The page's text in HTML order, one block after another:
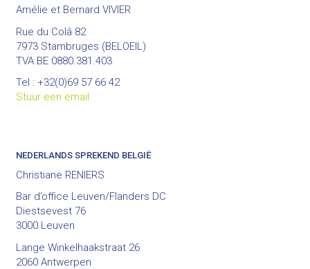
Amélie et Bernard VIVIER
Rue du Colâ 82
7973 Stambruges (BELOEIL)
TVA BE 0880.381.403
Tel : +32(0)69 57 66 42
Stuur een email
NEDERLANDS SPREKEND BELGIË
Christiane RENIERS
Bar d’office Leuven/Flanders DC
Diestsevest 76
3000 Leuven
Lange Winkelhaakstraat 26
2060 Antwerpen